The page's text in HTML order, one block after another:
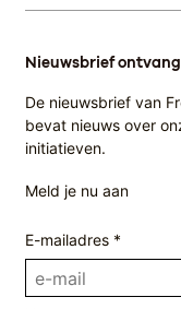
Nieuwsbrief
De nieuwsbrief van
bevat nieuws over
initiatieven.
Meld je nu aan
E-mailadres *